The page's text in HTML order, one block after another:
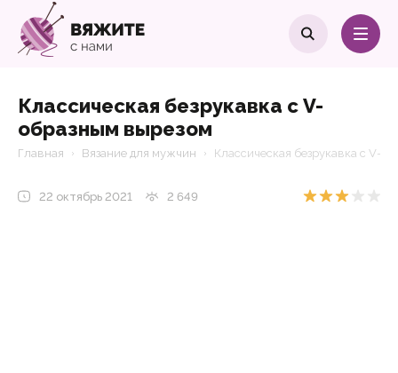
Классическая безрукавка с V-
образным вырезом
Главная Вязание для мужчин Классическая безрукавка с V-
22 октябрь 2021 2 649